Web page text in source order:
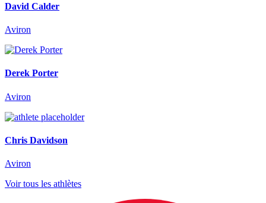
David Calder
Aviron
Derek Porter
Aviron
Chris Davidson
Aviron
Voir tous les athlètes